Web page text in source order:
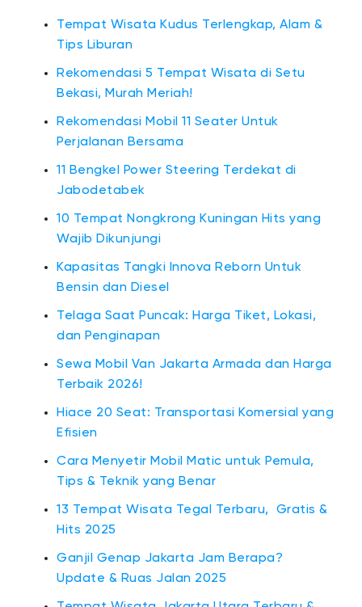
Tempat Wisata Kudus Terlengkap, Alam &
Tips Liburan
Rekomendasi 5 Tempat Wisata di Setu
Bekasi, Murah Meriah!
Rekomendasi Mobil 11 Seater Untuk
Perjalanan Bersama
11 Bengkel Power Steering Terdekat di
Jabodetabek
10 Tempat Nongkrong Kuningan Hits yang
Wajib Dikunjungi
Kapasitas Tangki Innova Reborn Untuk
Bensin dan Diesel
Telaga Saat Puncak: Harga Tiket, Lokasi,
dan Penginapan
Sewa Mobil Van Jakarta Armada dan Harga
Terbaik 2026!
Hiace 20 Seat: Transportasi Komersial yang
Efisien
Cara Menyetir Mobil Matic untuk Pemula,
Tips & Teknik yang Benar
13 Tempat Wisata Tegal Terbaru, Gratis &
Hits 2025
Ganjil Genap Jakarta Jam Berapa?
Update & Ruas Jalan 2025